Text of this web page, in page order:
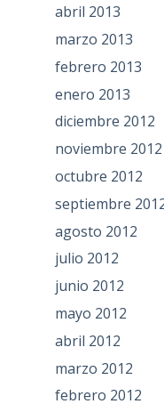
abril 2013
marzo 2013
febrero 2013
enero 2013
diciembre 2012
noviembre 2012
octubre 2012
septiembre
agosto 2012
julio 2012
junio 2012
mayo 2012
abril 2012
marzo 2012
febrero 2012